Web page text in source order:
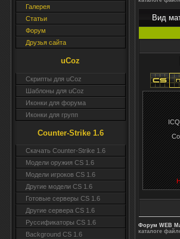
Галерея
Статьи
Форум
Друзья сайта
uCoz
Скрипты для uCoz
Шаблоны для uCoz
Иконки для форума
Иконки для групп
Counter-Strike 1.6
Скачать Counter-Strike 1.6
Модели оружия CS 1.6
Модели игроков CS 1.6
Другие модели CS 1.6
Готовые серверы CS 1.6
Другие сервера CS 1.6
Руссификаторы CS 1.6
Background CS 1.6
Вид
Форум WEB
каталоге